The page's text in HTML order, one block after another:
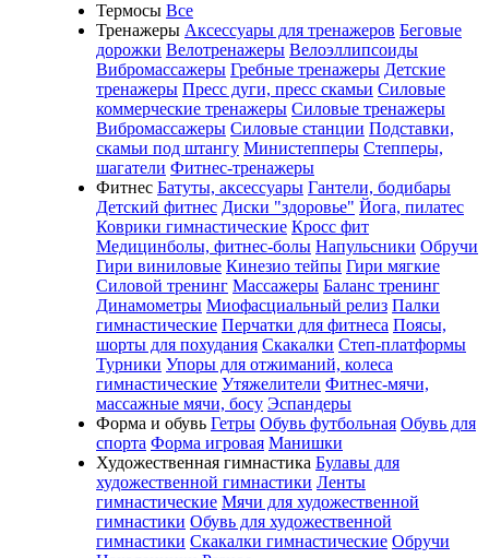
Термосы Все
Тренажеры Аксессуары для тренажеров Беговые
дорожки Велотренажеры Велоэллипсоиды
Вибромассажеры Гребные тренажеры Детские
тренажеры Пресс дуги, пресс скамьи Силовые
коммерческие тренажеры Силовые тренажеры
Вибромассажеры Силовые станции Подставки,
скамьи под штангу Министепперы Степперы,
шагатели Фитнес-тренажеры
Фитнес Батуты, аксессуары Гантели, бодибары
Детский фитнес Диски "здоровье" Йога, пилатес
Коврики гимнастические Кросс фит
Медицинболы, фитнес-болы Напульсники Обручи
Гири виниловые Кинезио тейпы Гири мягкие
Силовой тренинг Массажеры Баланс тренинг
Динамометры Миофасциальный релиз Палки
гимнастические Перчатки для фитнеса Поясы,
шорты для похудания Скакалки Степ-платформы
Турники Упоры для отжиманий, колеса
гимнастические Утяжелители Фитнес-мячи,
массажные мячи, босу Эспандеры
Форма и обувь Гетры Обувь футбольная Обувь для
спорта Форма игровая Манишки
Художественная гимнастика Булавы для
художественной гимнастики Ленты
гимнастические Мячи для художественной
гимнастики Обувь для художественной
гимнастики Скакалки гимнастические Обручи